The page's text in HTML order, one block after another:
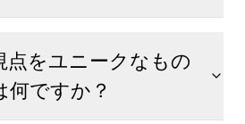
点をユニークなもの
何ですか？